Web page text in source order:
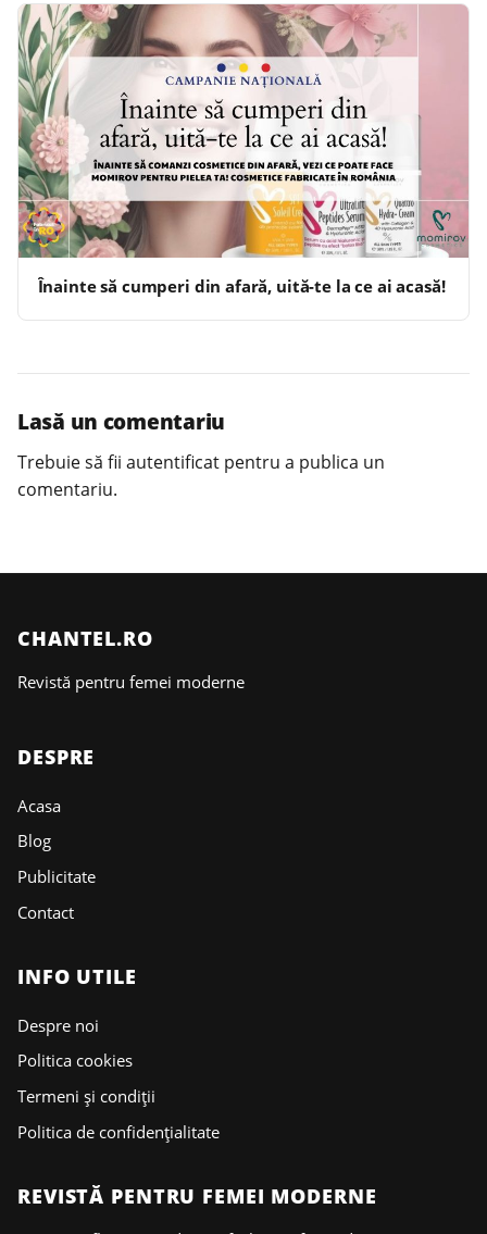
Înainte să cumperi din afară, uită-te la ce ai acasă!
Lasă un comentariu
Trebuie să fii autentificat pentru a publica un
comentariu.
CHANTEL.RO
Revistă pentru femei moderne
DESPRE
Acasa
Blog
Publicitate
Contact
INFO UTILE
Despre noi
Politica cookies
Termeni și condiții
Politica de confidențialitate
REVISTĂ PENTRU FEMEI MODERNE